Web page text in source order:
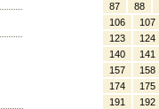
87
88
106
107
123
124
140
141
157
158
174
175
191
192